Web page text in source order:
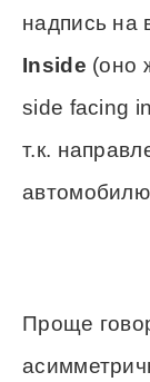
надпись на
Inside (оно
side facing
т.к.
Проще